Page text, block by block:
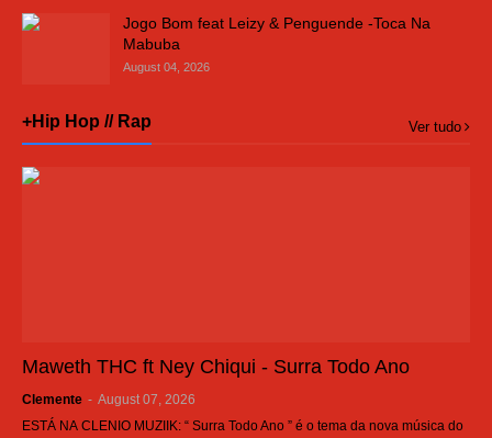
Jogo Bom feat Leizy & Penguende -Toca Na
Mabuba
August 04, 2026
+Hip Hop // Rap Ver tudo
Maweth THC ft Ney Chiqui - Surra Todo Ano
Clemente - August 07, 2026
ESTÁ NA CLENIO MUZIIK: “ Surra Todo Ano ” é o tema da nova música do